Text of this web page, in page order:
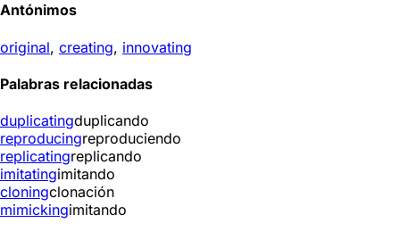
Antónimos
original, creating, innovating
Palabras relacionadas
duplicatingduplicando
reproducingreproduciendo
replicatingreplicando
imitatingimitando
cloningclonación
mimickingimitando